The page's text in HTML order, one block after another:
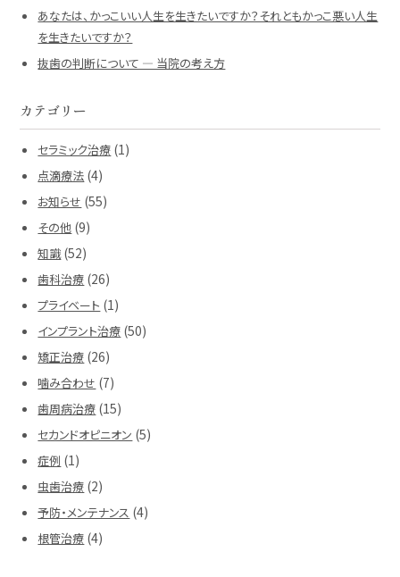
あなたは、かっこいい人生を生きたいですか？それともかっこ悪い人生
を生きたいですか？
抜歯の判断について ― 当院の考え方
カテゴリー
セラミック治療 (1)
点滴療法 (4)
お知らせ (55)
その他 (9)
知識(52)
歯科治療 (26)
プライベート (1)
インプラント治療 (50)
矯正治療 (26)
噛み合わせ (7)
歯周病治療 (15)
セカンドオピニオン (5)
症例 (1)
虫歯治療 (2)
予防・メンテナンス (4)
根管治療 (4)